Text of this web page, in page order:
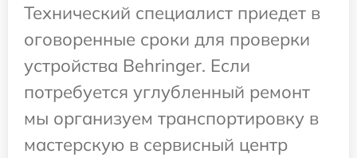
Технический специалист приедет в
оговоренные сроки для проверки
устройства Behringer. Если
потребуется углубленный ремонт
мы организуем транспортировку в
мастерскую в сервисный центр